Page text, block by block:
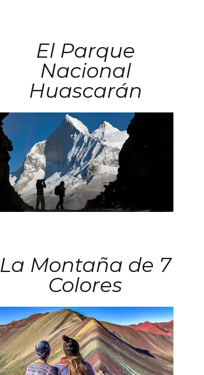
El Parque
Nacional
Huascarán
La Montaña de 7
Colores